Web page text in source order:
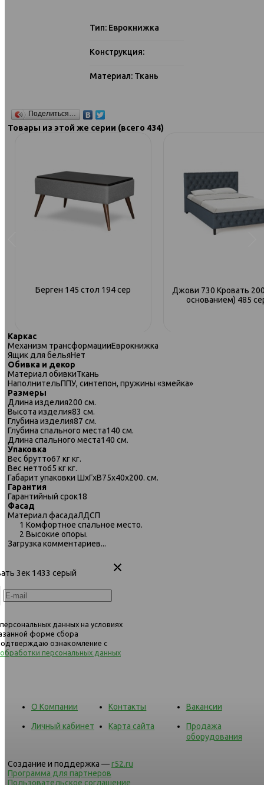
Тип: Еврокнижка
Конструкция:
Материал: Ткань
Поделиться…
Товары из этой же серии (всего 434)
Берген 145 стол 194 сер
Джови 730 Кровать
основанием) 485
331 диван-кровать
Б-1,5ек-1,5ек-1,5пф-БПф 1480
Каркас
Механизм трансформацииЕврокнижка
Ящик для бельяНет
Обивка и декор
Материал обивкиТкань
НаполнительППУ, синтепон, пружины «змейка»
Размеры
Длина изделия200 см.
Высота изделия83 см.
Глубина изделия87 см.
Глубина спального места140 см.
Длина спального места140 см.
Упаковка
Вес брутто67 кг кг.
Вес нетто65 кг кг.
Габарит упаковки ШхГхВ75х40х200. см.
Гарантия
Гарантийный срок18
Фасад
Материал фасадаЛДСП
1 Комфортное спальное место.
2 Высокие опоры.
Загрузка комментариев...
3ек 1433 серый
данных на условиях
форме сбора
ознакомление с
персональных данных
О Компании Контакты Вакансии
Личный кабинет Карта сайта
Продажа
оборудования
Создание и поддержка —r52.ru
Программа для партнеров
Пользовательское соглашение